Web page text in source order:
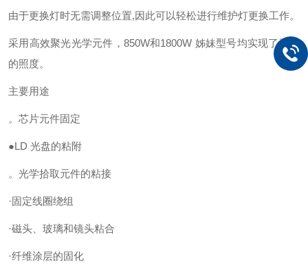
由于更换灯时无需调整位置,因此可以轻松进行维护灯更换工作。
采用高效聚光光学元件，850W和1800W 姊妹型号均实现了更高
的照度。
主要用途
。芯片元件固定
●LD 光盘的粘附
。光学拾取元件的粘接
·固定线圈绕组
·磁头、玻璃和镜头粘合
·纤维涂层的固化